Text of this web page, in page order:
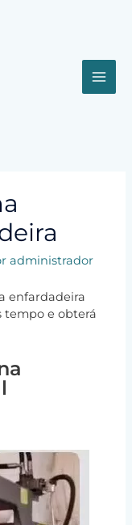
administrador
enfardadeira
tempo e obterá